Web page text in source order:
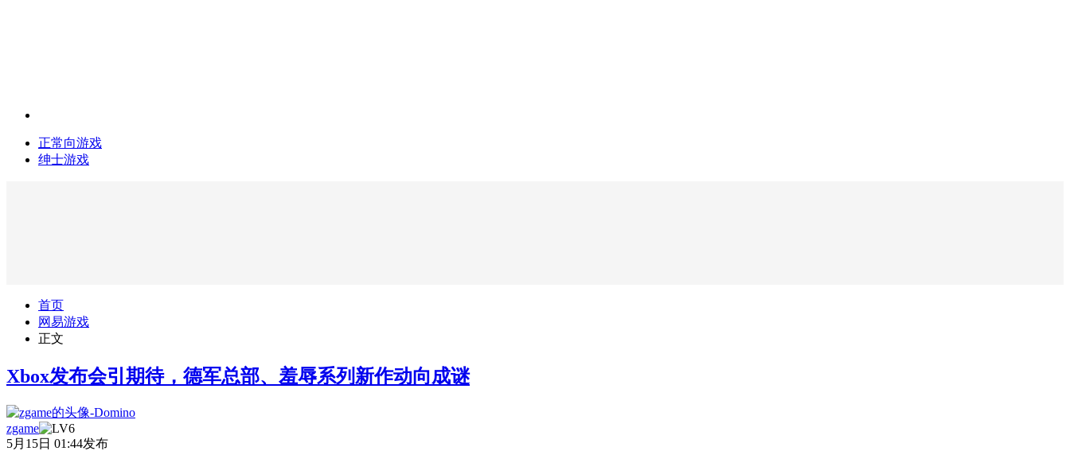
正常向游戏
绅士游戏
首页
网易游戏
正文
Xbox发布会引期待，德军总部、羞辱系列新作动向成谜
zgame
5月15日 01:44发布